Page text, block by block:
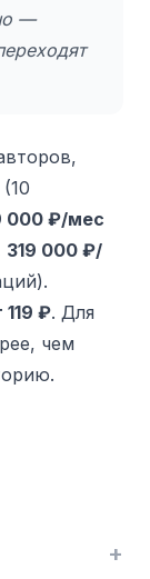
—
(10
000 ₽/мес
319 000 ₽/
119 ₽. Для
чем
+